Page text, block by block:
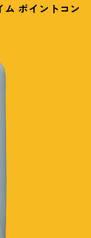
ム ポイントコン